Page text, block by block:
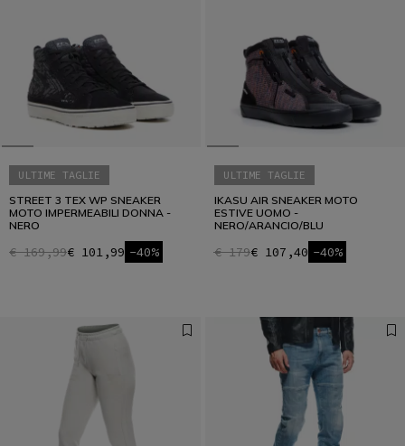
ULTIME TAGLIE
STREET 3 TEX WP SNEAKER
MOTO IMPERMEABILI DONNA -
NERO
€ 169,99€ 101,99 -40%
ULTIME TAGLIE
IKASU AIR SNEAKER MOTO
ESTIVE UOMO -
NERO/ARANCIO/BLU
€ 179€ 107,40 -40%